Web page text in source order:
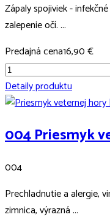
Zápaly spojiviek -
zalepenie očí. ...
Predajná cena16,90 €
Detaily produktu
004 Priesmyk
004
Prechladnutie a alergie,
zimnica, výrazná ...